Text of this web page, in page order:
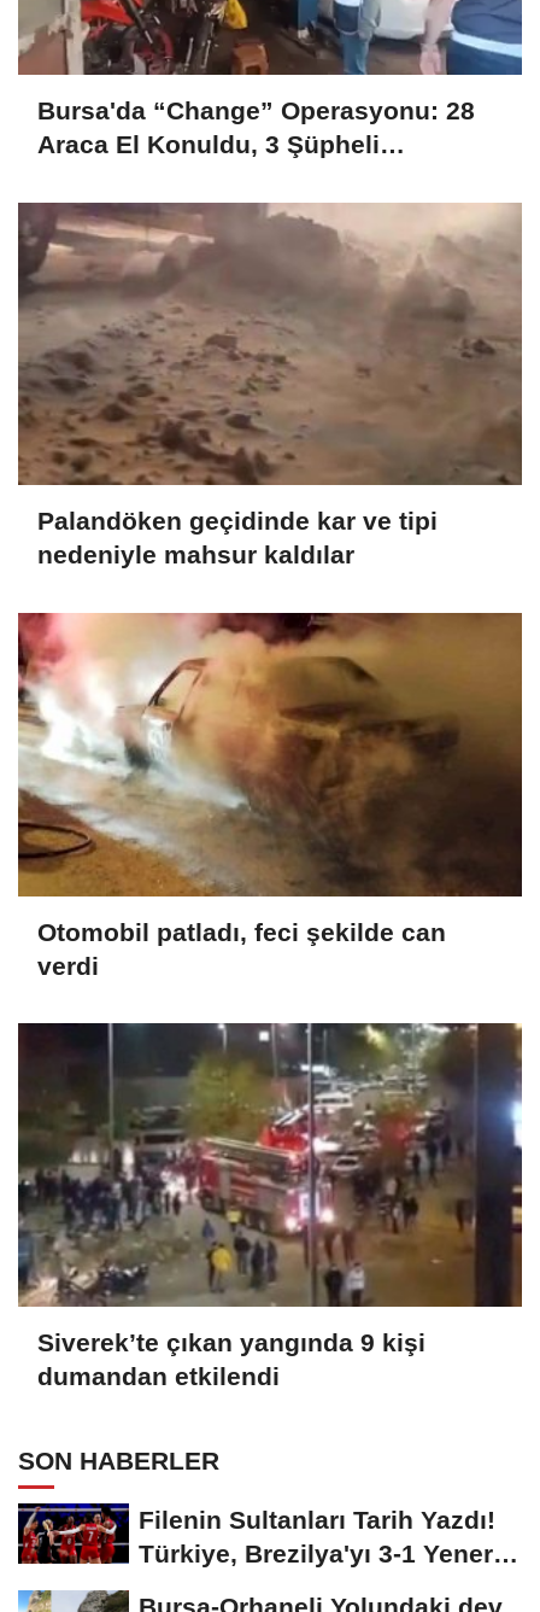
Bursa'da “Change” Operasyonu: 28
Araca El Konuldu, 3 Şüpheli
Palandöken geçidinde kar ve tipi
nedeniyle mahsur kaldılar
Otomobil patladı, feci şekilde can
verdi
Siverek’te çıkan yangında 9 kişi
dumandan etkilendi
SON HABERLER
Filenin Sultanları Tarih Yazdı!
Türkiye, Brezilya'yı 3-1 Yenerek